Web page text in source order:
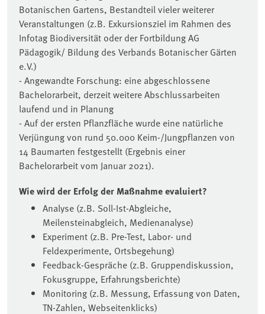
Botanischen Gartens, Bestandteil vieler weiterer
Veranstaltungen (z.B. Exkursionsziel im Rahmen des
Infotag Biodiversität oder der Fortbildung AG
Pädagogik/ Bildung des Verbands Botanischer Gärten
e.V.)
- Angewandte Forschung: eine abgeschlossene
Bachelorarbeit, derzeit weitere Abschlussarbeiten
laufend und in Planung
- Auf der ersten Pflanzfläche wurde eine natürliche
Verjüngung von rund 50.000 Keim-/Jungpflanzen von
14 Baumarten festgestellt (Ergebnis einer
Bachelorarbeit vom Januar 2021).
Wie wird der Erfolg der Maßnahme evaluiert?
Analyse (z.B. Soll-Ist-Abgleiche,
Meilensteinabgleich, Medienanalyse)
Experiment (z.B. Pre-Test, Labor- und
Feldexperimente, Ortsbegehung)
Feedback-Gespräche (z.B. Gruppendiskussion,
Fokusgruppe, Erfahrungsberichte)
Monitoring (z.B. Messung, Erfassung von Daten,
TN-Zahlen, Webseitenklicks)